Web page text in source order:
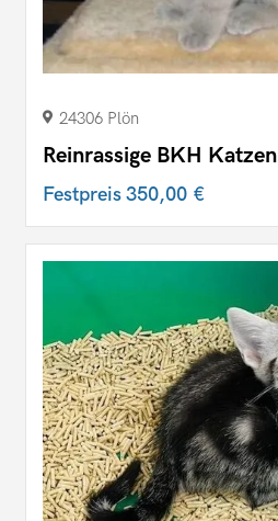
24306 Plön
Reinrassige BKH Katzen
Festpreis350,00 €